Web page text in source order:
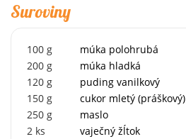
Suroviny
100 g
múka polohrubá
200 g
múka hladká
120 g
puding vanilkový
150 g
cukor mletý (práškový)
250 g
maslo
2 ks
vaječný žĺtok